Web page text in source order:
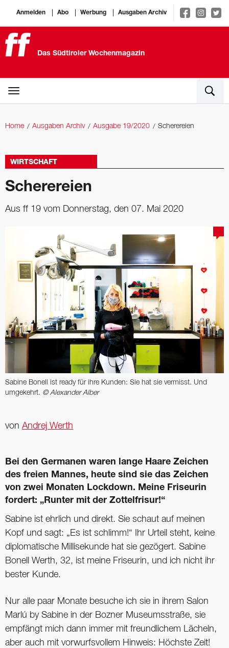
Anmelden Abo Werbung Ausgaben Archiv
Das Südtiroler Wochenmagazin
Home Ausgaben Archiv Ausgabe 19/2020 Scherereien
WIRTSCHAFT
Scherereien
Aus ff 19 vom Donnerstag, den 07. Mai 2020
Sabine Bonell ist ready für ihre Kunden: Sie hat sie vermisst. Und
umgekehrt. © Alexander Alber
von Andrej Werth
Bei den Germanen waren lange Haare Zeichen
des freien Mannes, heute sind sie das Zeichen
von zwei Monaten Lockdown. Meine Friseurin
fordert: „Runter mit der Zottelfrisur!“
Sabine ist ehrlich und direkt. Sie schaut auf meinen
Kopf und sagt: „Es ist schlimm!“ Ihr Urteil steht, keine
diplomatische Millisekunde hat sie gezögert. Sabine
Bonell Werth, 32, ist meine Friseurin, und ich nicht ihr
bester Kunde.
Nur alle paar Monate besuche ich sie in ihrem Salon
Marlú by Sabine in der Bozner Museumsstraße, sie
empfängt mich dann immer mit freundlichem Lächeln,
aber auch mit vorwurfsvollem Hinweis: Höchste Zeit!